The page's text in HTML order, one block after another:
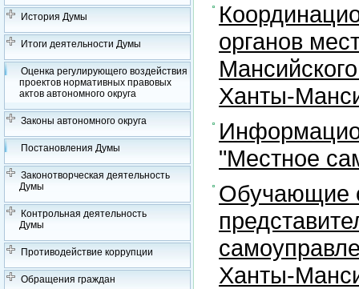
История Думы
Итоги деятельности Думы
Оценка регулирующего воздействия
проектов нормативных правовых
актов автономного округа
Законы автономного округа
Постановления Думы
Законотворческая деятельность
Думы
Контрольная деятельность
Думы
Противодействие коррупции
Обращения граждан
органов
Ханты-
"Местное
Обучающие
Ханты-